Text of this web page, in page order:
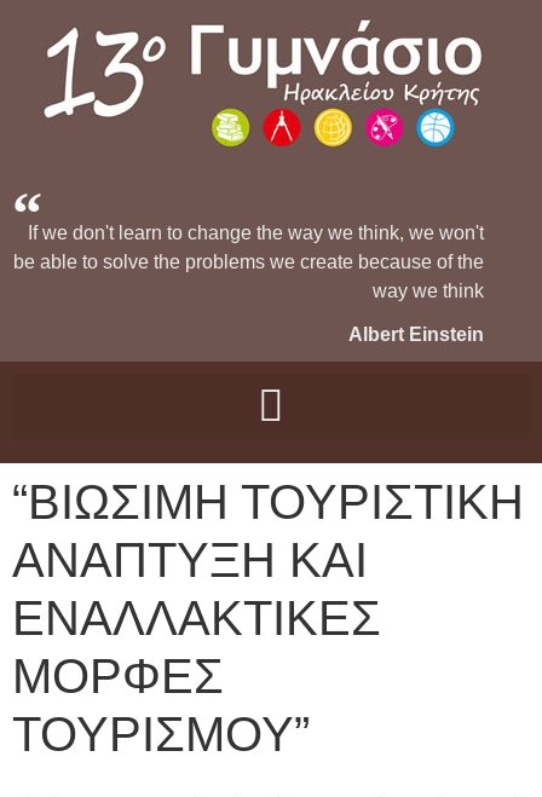
If we don't learn to change the way we think, we won't
be able to solve the problems we create because of the
way we think
Albert Einstein
“ΒΙΩΣΙΜΗ ΤΟΥΡΙΣΤΙΚΗ
ΑΝΑΠΤΥΞΗ ΚΑΙ
ΕΝΑΛΛΑΚΤΙΚΕΣ
ΜΟΡΦΕΣ
ΤΟΥΡΙΣΜΟΥ”